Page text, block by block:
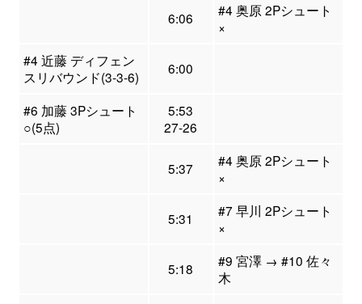
6:06
#4 奥原 2Pシュート
×
#4 近藤 ディフェン
スリバウンド(3-3-6)
6:00
#6 加藤 3Pシュート
○(5点)
5:53
27-26
5:37
#4 奥原 2Pシュート
×
5:31
#7 早川 2Pシュート
×
5:18
#9 宮澤 → #10 佐々
木